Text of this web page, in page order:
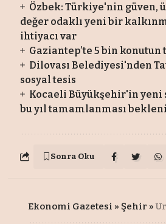
Özbek: Türkiye'nin güven,
değer odaklı yeni bir
ihtiyacı var
Gaziantep’te 5 bin konutun
Dilovası Belediyesi'nden
sosyal tesis
Kocaeli Büyükşehir'in yeni
bu yıl tamamlanması
Sonra Oku
Ekonomi Gazetesi » Şehir »Urfa